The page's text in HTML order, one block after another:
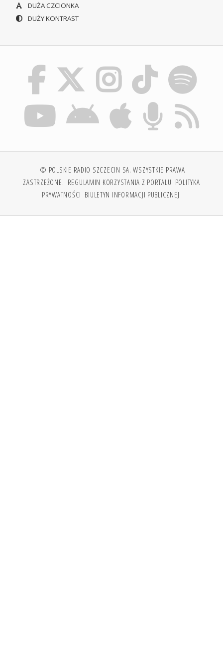
DUŻA CZCIONKA
DUŻY KONTRAST
© POLSKIE RADIO SZCZECIN SA. WSZYSTKIE PRAWA
ZASTRZEŻONE. REGULAMIN KORZYSTANIA Z PORTALU POLITYKA
PRYWATNOŚCI BIULETYN INFORMACJI PUBLICZNEJ